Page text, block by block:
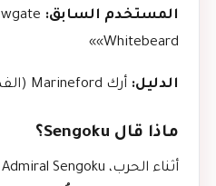
المستخدم السابق:
«Whitebeard»
الدليل: أرك Marineford (الفصول 552–580 تقريباً)
ماذا قال Sengoku؟
أثناء الحرب، Fleet Admiral Sengoku صرّح أن Gura Gura